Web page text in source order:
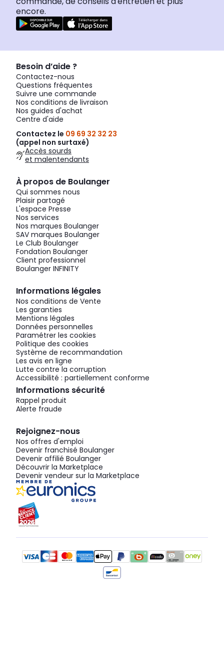
encore.
Besoin d’aide ?
Contactez-nous
Questions fréquentes
Suivre une commande
Nos conditions de livraison
Nos guides d'achat
Centre d'aide
Contactez le 09 69 32 32 23
(appel non surtaxé)
Accès sourds
et malentendants
À propos de Boulanger
Qui sommes nous
Plaisir partagé
L'espace Presse
Nos services
Nos marques Boulanger
SAV marques Boulanger
Le Club Boulanger
Fondation Boulanger
Client professionnel
Boulanger INFINITY
Informations légales
Nos conditions de Vente
Les garanties
Mentions légales
Données personnelles
Paramétrer les cookies
Politique des cookies
Système de recommandation
Les avis en ligne
Lutte contre la corruption
Accessibilité : partiellement conforme
Informations sécurité
Rappel produit
Alerte fraude
Rejoignez-nous
Nos offres d'emploi
Devenir franchisé Boulanger
Devenir affilié Boulanger
Découvrir la Marketplace
Devenir vendeur sur la Marketplace